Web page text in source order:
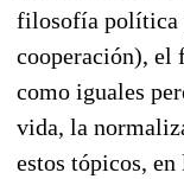
filosofía política
cooperación), el
como iguales
vida, la
estos tópicos, en